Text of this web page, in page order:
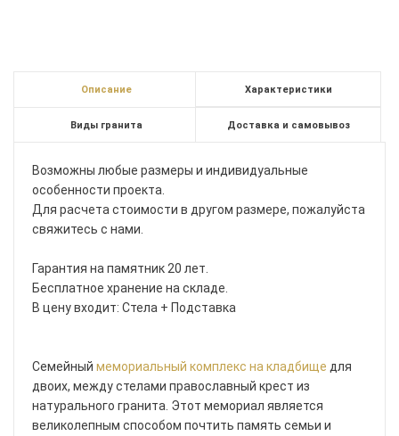
Описание Характеристики
Виды гранита Доставка и самовывоз
Возможны любые размеры и индивидуальные
особенности проекта.
Для расчета стоимости в другом размере, пожалуйста
свяжитесь с нами.
Гарантия на памятник 20 лет.
Бесплатное хранение на складе.
В цену входит: Стела + Подставка
Семейный мемориальный комплекс на кладбище для
двоих, между стелами православный крест из
натурального гранита. Этот мемориал является
великолепным способом почтить память семьи и